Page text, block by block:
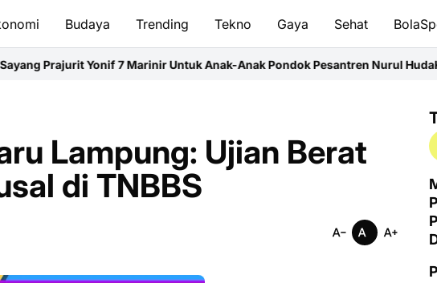
Budaya Trending Tekno Gaya Sehat
7 Marinir Untuk Anak-Anak Pondok Pesantren Nurul HudaKetum For-WIN
Lampung: Ujian Berat
di TNBBS